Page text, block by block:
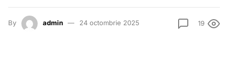
By admin 24 octombrie 2025 19